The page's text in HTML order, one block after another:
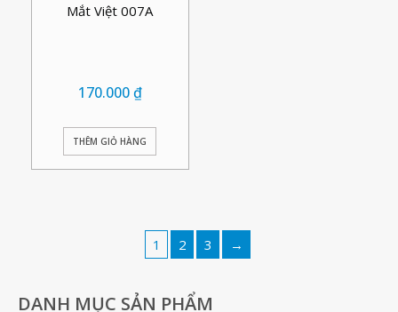
Mắt Việt 007A
170.000₫
THÊM GIỎ HÀNG
1 2 3 →
DANH MỤC SẢN PHẨM